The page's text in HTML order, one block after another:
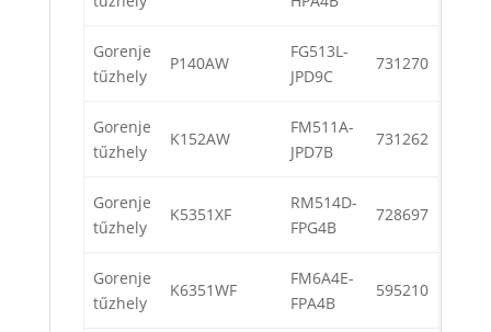
Gorenje
tűzhely
P140AW
FG513L-
JPD9C
731270
Gorenje
tűzhely
K152AW
FM511A-
JPD7B
731262
Gorenje
tűzhely
K5351XF
RM514D-
FPG4B
728697
Gorenje
tűzhely
K6351WF
FM6A4E-
FPA4B
595210